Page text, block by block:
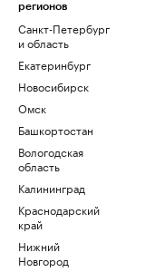
регионов
Санкт-Петербург
и область
Екатеринбург
Новосибирск
Омск
Башкортостан
Вологодская
область
Калининград
Краснодарский
край
Нижний
Новгород